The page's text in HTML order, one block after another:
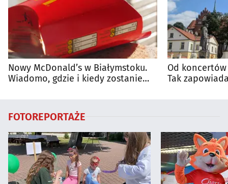
Nowy McDonald’s w Białymstoku.
Wiadomo, gdzie i kiedy zostanie
Od
Tak
FOTOREPORTAŻE